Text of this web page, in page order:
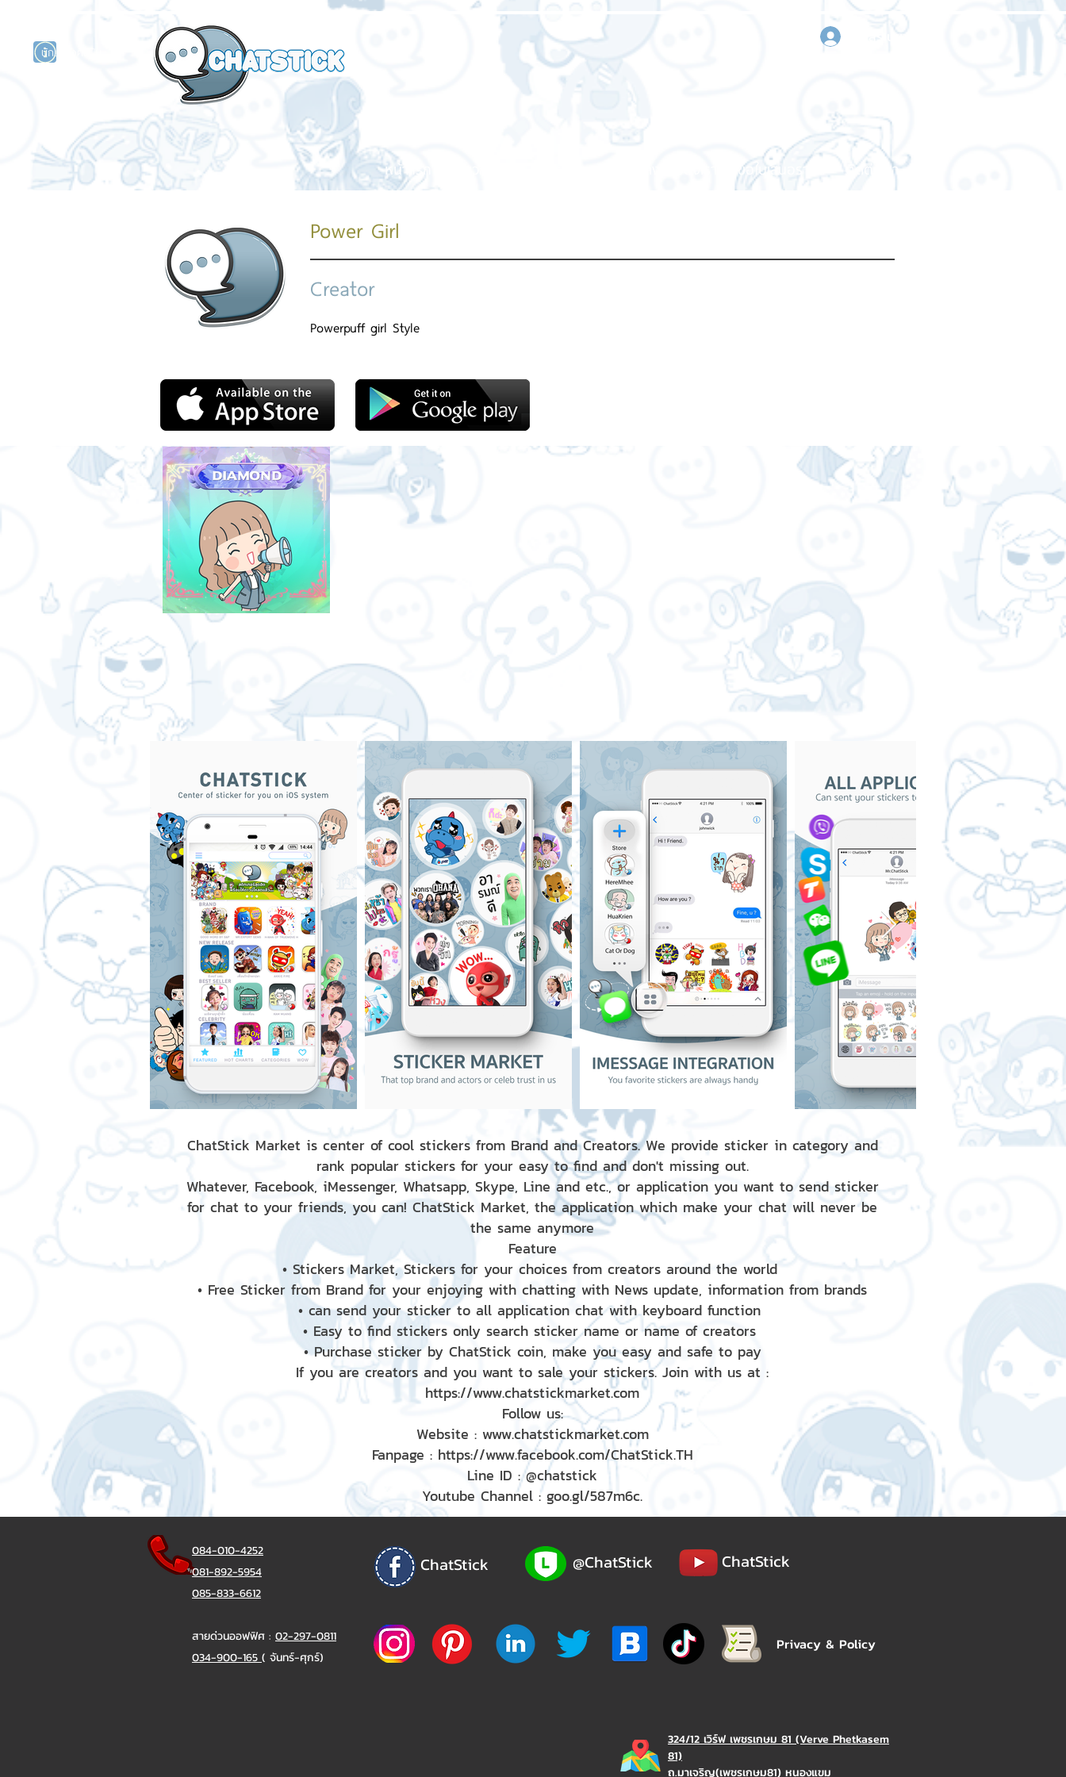
นักแสดงศิลปิน
เข้าสู่ระบบ
หน้าแรก ขอใบเสนอราคา ติดต่อเรา
Power Girl
Creator
Powerpuff girl Style
ChatStick Market is center of cool stickers from Brand and Creators. We provide sticker in category and
rank popular stickers for your easy to find and don't missing out.
Whatever, Facebook, iMessenger, Whatsapp, Skype, Line and etc., or application you want to send sticker
for chat to your friends, you can! ChatStick Market, the application which make your chat will never be
the same anymore
Feature
• Stickers Market, Stickers for your choices from creators around the world
• Free Sticker from Brand for your enjoying with chatting with News update, information from brands
• can send your sticker to all application chat with keyboard function
• Easy to find stickers only search sticker name or name of creators
• Purchase sticker by ChatStick coin, make you easy and safe to pay
If you are creators and you want to sale your stickers. Join with us at :
https://www.chatstickmarket.com
Follow us:
Website : www.chatstickmarket.com
Fanpage : https://www.facebook.com/ChatStick.TH
Line ID : @chatstick
Youtube Channel : goo.gl/587m6c.
084-010-4252
081-892-5954
085-833-6612
สายด่วนออฟฟิศ : 02-297-0811
034-900-165 ( จันทร์-ศุกร์)
ChatStick @ChatStick ChatStick
Privacy & Policy
324/12 เวิร์ฟ เพชรเกษม 81 (Verve Phetkasem
81)
ถ.มาเจริญ(เพชรเกษม81) หนองแขม